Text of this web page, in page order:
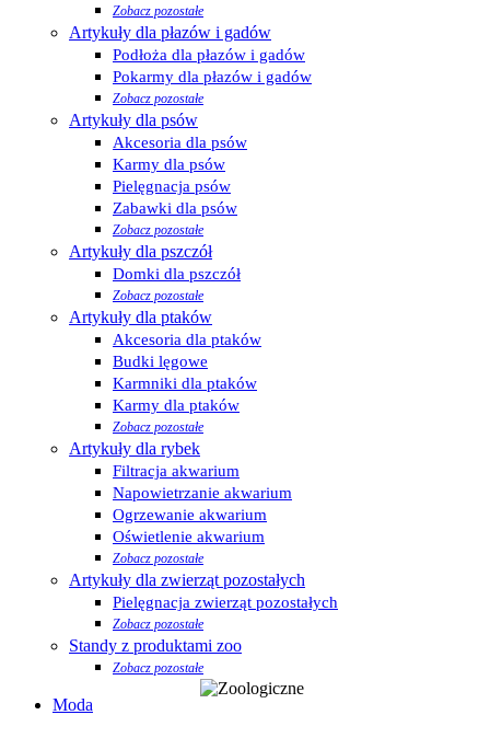
Zobacz pozostałe
Artykuły dla płazów i gadów
Podłoża dla płazów i gadów
Pokarmy dla płazów i gadów
Zobacz pozostałe
Artykuły dla psów
Akcesoria dla psów
Karmy dla psów
Pielęgnacja psów
Zabawki dla psów
Zobacz pozostałe
Artykuły dla pszczół
Domki dla pszczół
Zobacz pozostałe
Artykuły dla ptaków
Akcesoria dla ptaków
Budki lęgowe
Karmniki dla ptaków
Karmy dla ptaków
Zobacz pozostałe
Artykuły dla rybek
Filtracja akwarium
Napowietrzanie akwarium
Ogrzewanie akwarium
Oświetlenie akwarium
Zobacz pozostałe
Artykuły dla zwierząt pozostałych
Pielęgnacja zwierząt pozostałych
Zobacz pozostałe
Standy z produktami zoo
Zobacz pozostałe
Moda